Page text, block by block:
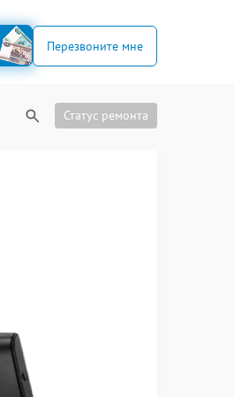
Перезвоните мне
Статус ремонта